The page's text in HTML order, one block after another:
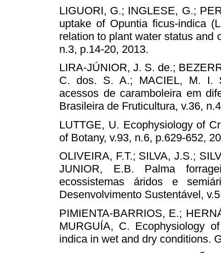
LIGUORI, G.; INGLESE, G.;
uptake of Opuntia ficus-indica
relation to plant water status and
n.3, p.14-20, 2013.
LIRA-JÚNIOR, J. S. de.;
C. dos. S. A.; MACIEL, M. I.
acessos de caramboleira em
Brasileira de Fruticultura, v.36,
LUTTGE, U. Ecophysiology of
of Botany, v.93, n.6, p.629-652,
OLIVEIRA, F.T.; SILVA, J.S.;
JUNIOR, E.B. Palma
ecossistemas áridos e
Desenvolvimento Sustentável,
PIMIENTA-BARRIOS, E.;
MURGUÍA, C. Ecophysiology
indica in wet and dry conditions.